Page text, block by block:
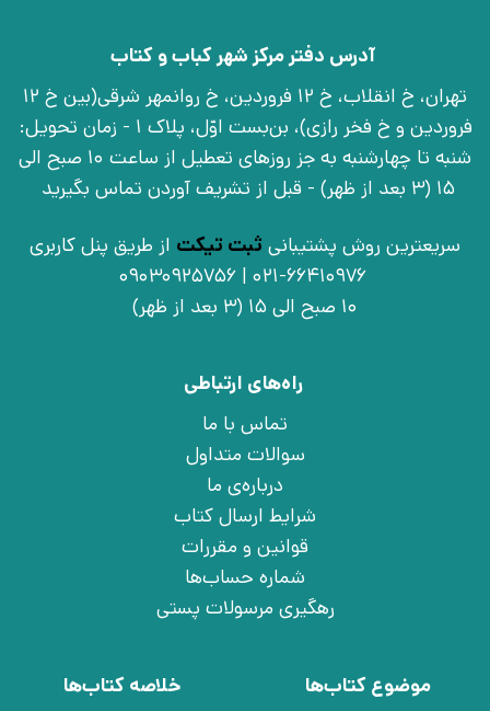
آدرس دفتر مرکز شهر کباب و کتاب
تهران، خ انقلاب، خ 12 فروردین، خ روانمهر شرقی(بین خ 12
فروردین و خ فخر رازی)، بن‌بست اوّل، پلاک 1 - زمان تحویل:
شنبه تا چهارشنبه به جز روزهای تعطیل از ساعت 10 صبح الی
15 (3 بعد از ظهر) - قبل از تشریف آوردن تماس بگیرید
سریعترین روش پشتیبانی ثبت تیکت از طریق پنل کاربری
021-66410976 | 09030925756
10 صبح الی 15 (3 بعد از ظهر)
راه‌های ارتباطی
تماس با ما
سوالات متداول
درباره‌ی ما
شرایط ارسال کتاب
قوانین و مقررات
شماره حساب‌ها
رهگیری مرسولات پستی
موضوع کتاب‌ها
خلاصه کتاب‌ها